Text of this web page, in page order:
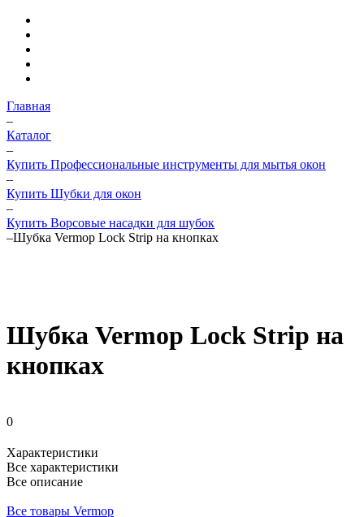
Главная
–
Каталог
–
Купить Профессиональные инструменты для мытья окон
–
Купить Шубки для окон
–
Купить Ворсовые насадки для шубок
–Шубка Vermop Lock Strip на кнопках
Шубка Vermop Lock Strip на
кнопках
0
Характеристики
Все характеристики
Все описание
Все товары Vermop